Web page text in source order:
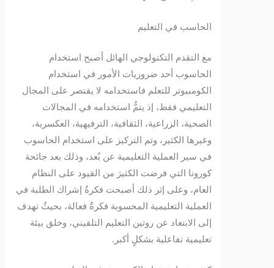
الحاسب في التعليم
مع التقدم التكنولوجي الهائل أصبح استخدام
الحاسوب أحد ضروريات الأمور في استخدام
الكومبيوتر للتعلم فاستخدامه لا يقتصر على المجال
التعليمي فقط، إذ يتمُّ استخدامه في المجالات
الصحية، الزراعية، الثقافية، الترفيهية، العكسرية،
وغيرها الكثير، وتم التركيز على استخدام الحاسوب
في سير العملية التعليمية عن بُعد، وذلك بعد جائحة
كورونا التي فرضت الكثيرَ من القيود على النظام
العام، وعلى إثر ذلك أصبحت فكرةُ إشراك الطلبة في
العملية التعليمية المحسوبة فكرةٌ فعالة، بحيثُ تهدف
إلى الابتعاد عن روتين التعليم التلقيني، وخلق بيئة
تعليمية تفاعلية بشكلٍ أكبر.